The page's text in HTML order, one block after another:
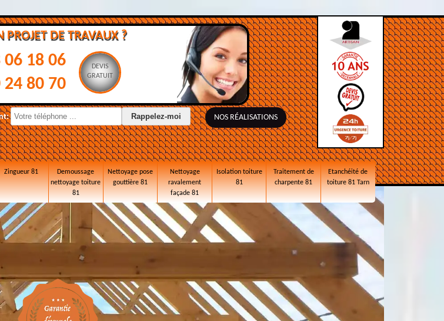
PROJET DE TRAVAUX ?
06 18 06
24 80 70
DEVIS
GRATUIT
NOS RÉALISATIONS
Zingueur 81
Demoussage
nettoyage toiture
81
Nettoyage pose
gouttière 81
Nettoyage
ravalement
façade 81
Isolation toiture
81
Traitement de
charpente 81
Etanchéité de
toiture 81 Tarn